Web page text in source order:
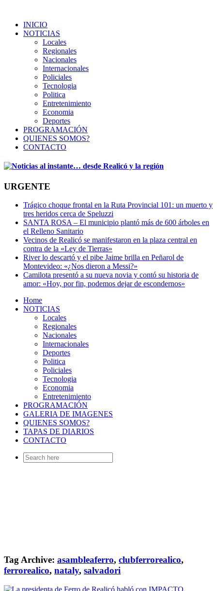
INICIO
NOTICIAS
Locales
Regionales
Nacionales
Internacionales
Policiales
Tecnologia
Politica
Entretenimiento
Economia
Deportes
PROGRAMACIÓN
QUIENES SOMOS?
CONTACTO
URGENTE
Trágico choque frontal en la Ruta Provincial 101: un muerto y
tres heridos cerca de Speluzzi
SANTA ROSA – El municipio plantó más de 600 árboles en
el Relleno Sanitario
Vecinos de Realicó se manifestaron en la plaza central en
contra de la «Ley de Tierras»
River lo descartó y el pibe Jaime brilla en Peñarol de
Montevideo: «¿Nos dieron a Messi?»
Camilota presentó a su nueva novia y contó su historia de
amor: «Hoy, por fin, podemos dejar de escondernos»
Home
NOTICIAS
Locales
Regionales
Nacionales
Internacionales
Deportes
Politica
Policiales
Tecnologia
Economia
Entretenimiento
PROGRAMACIÓN
GALERIA DE IMAGENES
QUIENES SOMOS?
TAPAS DE DIARIOS
CONTACTO
Search
for:
Tag Archive: asambleaferro, clubferrorealico,
ferrorealico, nataly, salvadori